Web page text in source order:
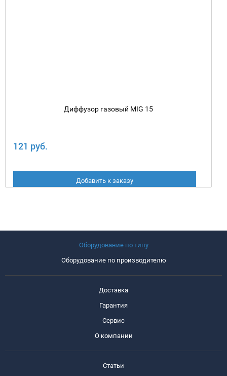
Диффузор газовый MIG 15
121 руб.
Добавить к заказу
Оборудование по типу
Оборудование по производителю
Доставка
Гарантия
Сервис
О компании
Статьи